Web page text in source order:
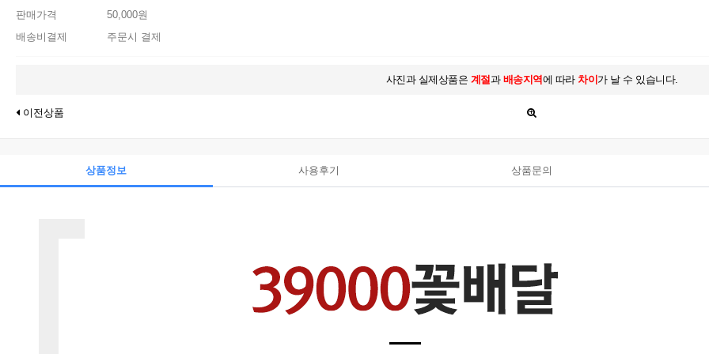
판매가격
50,000원
배송비결제
주문시 결제
사진과 실제상품은 계절과 배송지역에 따라 차이 가 날 수 있습니다.
이전상품
상품정보 사용후기 상품문의